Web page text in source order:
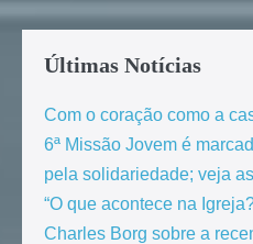
Últimas Notícias
Com o coração como a
6ª Missão Jovem é
pela solidariedade; veja
“O que acontece na
Charles Borg sobre a